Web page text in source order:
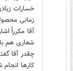
خسارات
زمانی
آقا مکرراً
شعاری هم
چقدر آقا
کارها